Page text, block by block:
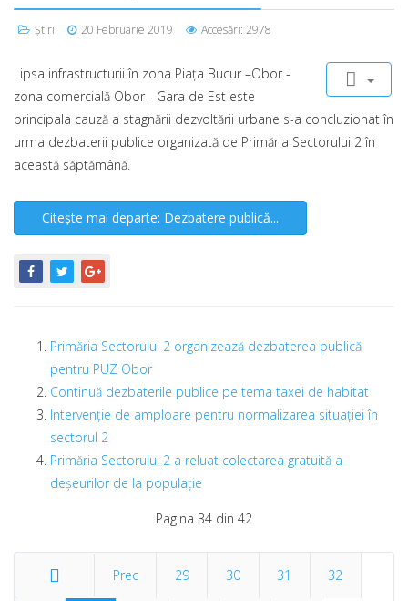
Știri 20 Februarie 2019 Accesări: 2978
Lipsa infrastructurii în zona Piața Bucur –Obor -
zona comercială Obor - Gara de Est este
principala cauză a stagnării dezvoltării urbane s-a concluzionat în
urma dezbaterii publice organizată de Primăria Sectorului 2 în
această săptămână.
Citește mai departe: Dezbatere publică...
Primăria Sectorului 2 organizează dezbaterea publică
pentru PUZ Obor
Continuă dezbaterile publice pe tema taxei de habitat
Intervenție de amploare pentru normalizarea situației în
sectorul 2
Primăria Sectorului 2 a reluat colectarea gratuită a
deșeurilor de la populație
Pagina 34 din 42
Prec 29 30 31 32